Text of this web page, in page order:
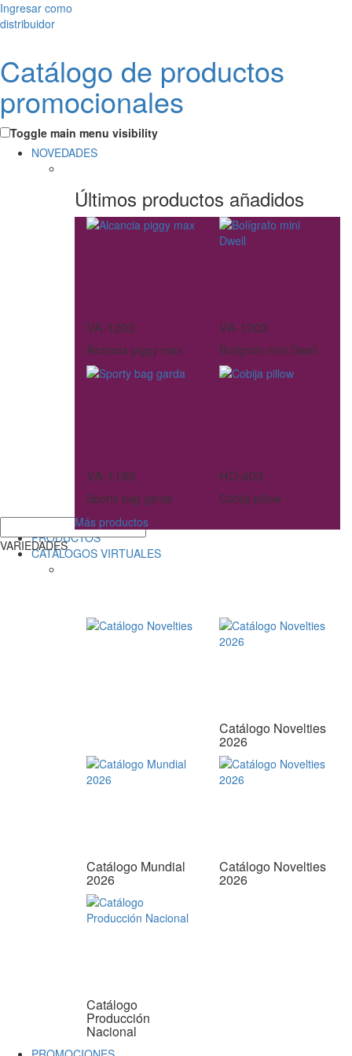
Ingresar como
distribuidor
Catálogo de productos
promocionales
Toggle main menu visibility
NOVEDADES
Últimos productos añadidos
VA-1203
Alcancia piggy max
VA-1203
Bolígrafo mini Dwell
VA-1189
Sporty bag garda
HO-403
Cobija pillow
Más productos
PRODUCTOS
CATÁLOGOS VIRTUALES
Catálogo Novelties
2026
Catálogo Mundial
2026
Catálogo Novelties
2026
Catálogo
Producción
Nacional
VARIEDADES